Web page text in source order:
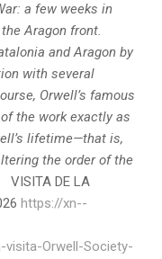
a few weeks in
Aragon front.
and Aragon by
with several
Orwell’s famous
the work exactly as
lifetime—that is,
the order of the
VISITA DE LA
https://xn--
Orwell-Society-